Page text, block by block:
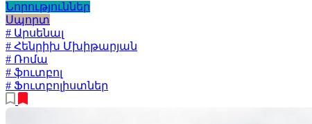
Նորություններ
Սպորտ
# Արսենալ
# Հենրիխ Մխիթարյան
# Ռոմա
# ֆուտբոլ
# Ֆուտբոլիստներ